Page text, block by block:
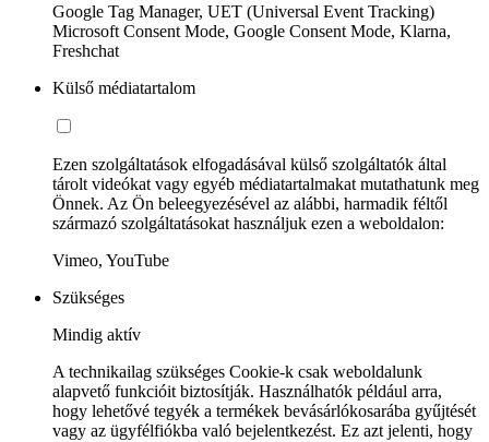
Google Tag Manager, UET (Universal Event Tracking)
Microsoft Consent Mode, Google Consent Mode, Klarna,
Freshchat
Külső médiatartalom
Ezen szolgáltatások elfogadásával külső szolgáltatók által
tárolt videókat vagy egyéb médiatartalmakat mutathatunk meg
Önnek. Az Ön beleegyezésével az alábbi, harmadik féltől
származó szolgáltatásokat használjuk ezen a weboldalon:
Vimeo, YouTube
Szükséges
Mindig aktív
A technikailag szükséges Cookie-k csak weboldalunk
alapvető funkcióit biztosítják. Használhatók például arra,
hogy lehetővé tegyék a termékek bevásárlókosarába gyűjtését
vagy az ügyfélfiókba való bejelentkezést. Ez azt jelenti, hogy